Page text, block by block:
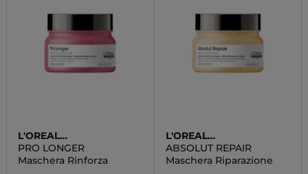
L'OREAL
PROFESSIONNEL
PRO LONGER
Maschera Rinforza
L'OREAL
PROFESSIONNEL
ABSOLUT REPAIR
Maschera Riparazione